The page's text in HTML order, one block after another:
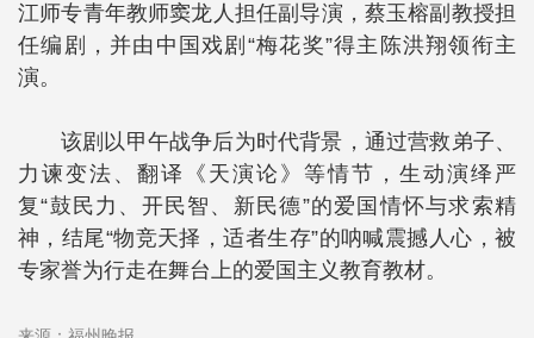
江师专青年教师窦龙人担任副导演，蔡玉榕副教授担
任编剧，并由中国戏剧“梅花奖”得主陈洪翔领衔主
演。
该剧以甲午战争后为时代背景，通过营救弟子、
力谏变法、翻译《天演论》等情节，生动演绎严
复“鼓民力、开民智、新民德”的爱国情怀与求索精
神，结尾“物竞天择，适者生存”的呐喊震撼人心，被
专家誉为行走在舞台上的爱国主义教育教材。